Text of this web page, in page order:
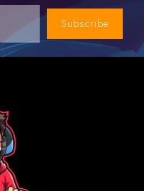
Subscribe